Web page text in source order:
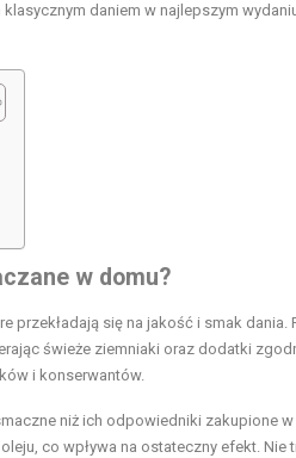
daniem w najlepszym
w domu?
przekładają się na jakość i smak dania.
świeże ziemniaki oraz dodatki
i konserwantów.
niż ich odpowiedniki zakupione
co wpływa na ostateczny efekt.